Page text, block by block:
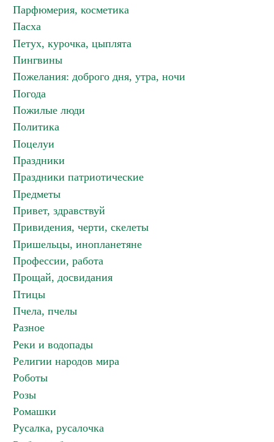
Парфюмерия, косметика
Пасха
Петух, курочка, цыплята
Пингвины
Пожелания: доброго дня, утра, ночи
Погода
Пожилые люди
Политика
Поцелуи
Праздники
Праздники патриотические
Предметы
Привет, здравствуй
Привидения, черти, скелеты
Пришельцы, инопланетяне
Профессии, работа
Прощай, досвидания
Птицы
Пчела, пчелы
Разное
Реки и водопады
Религии народов мира
Роботы
Розы
Ромашки
Русалка, русалочка